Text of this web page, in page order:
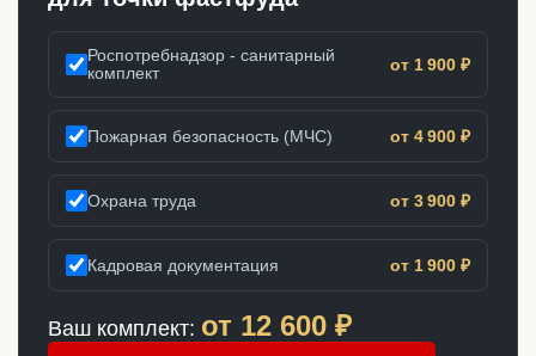
Роспотребнадзор - санитарный
комплект
от 1 900 ₽
Пожарная безопасность (МЧС) от 4 900 ₽
Охрана труда от 3 900 ₽
Кадровая документация от 1 900 ₽
Ваш комплект: от 12 600 ₽